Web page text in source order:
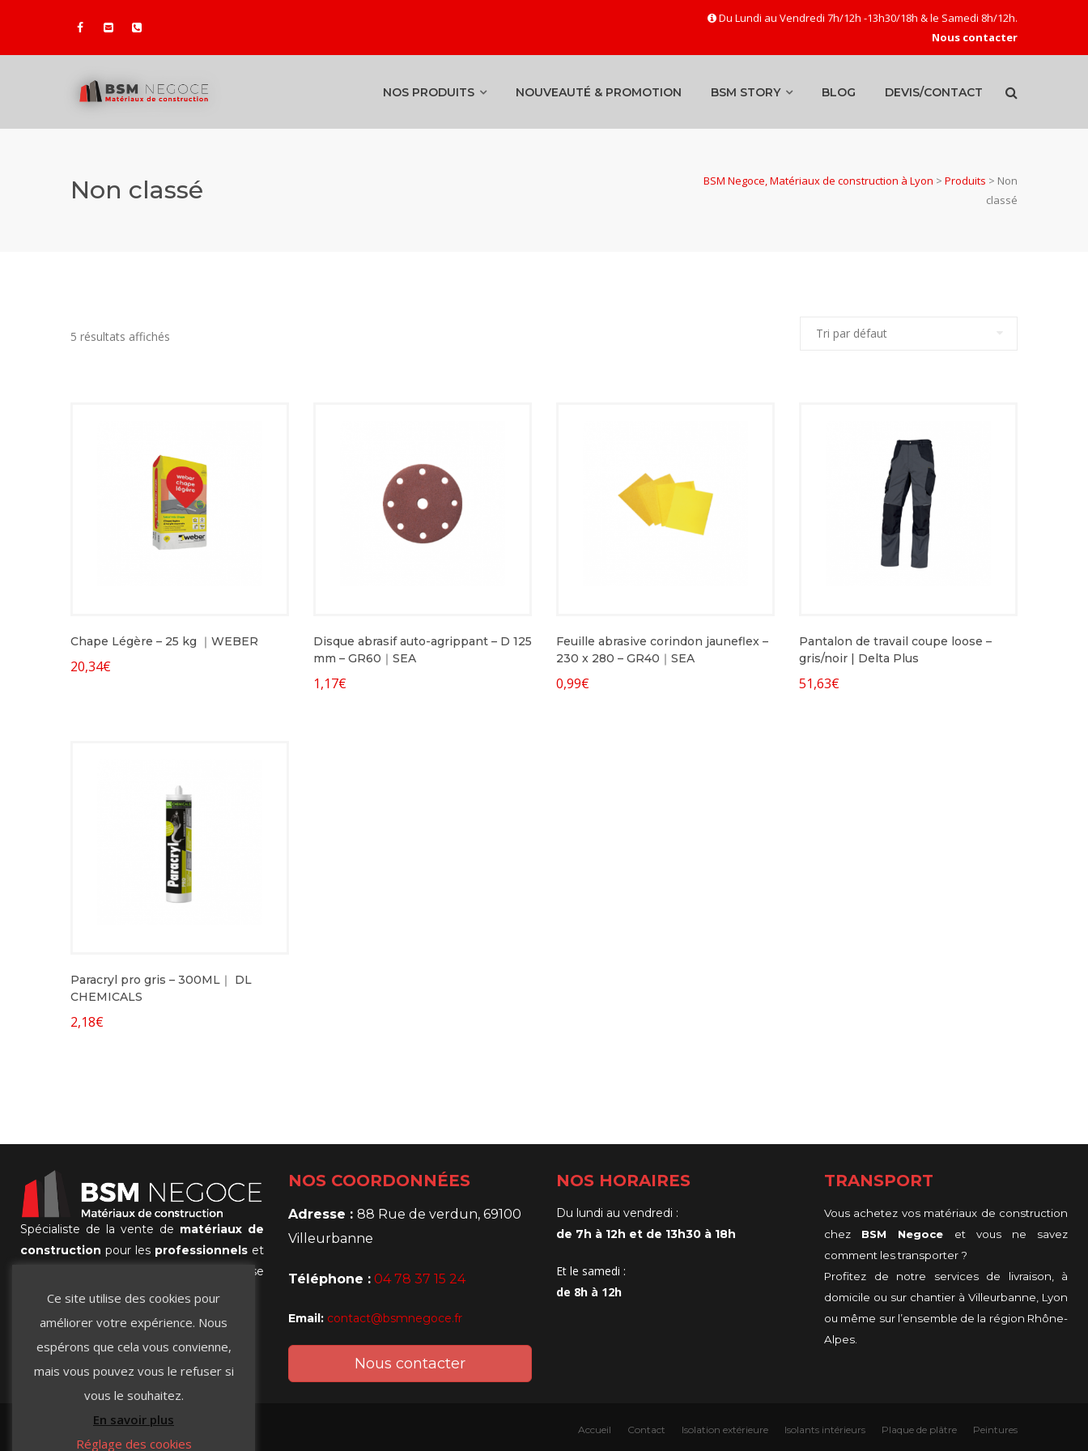
Du Lundi au Vendredi 7h/12h -13h30/18h & le Samedi 8h/12h.
Nous contacter
NOS PRODUITS NOUVEAUTÉ & PROMOTION BSM STORY BLOG DEVIS/CONTACT
Non classé BSM Negoce, Matériaux de construction à Lyon > Produits > Non
classé
5 résultats affichés
Chape Légère – 25 kg ｜WEBER
20,34€
Disque abrasif auto-agrippant – D 125
mm – GR60｜SEA
1,17€
Feuille abrasive corindon jauneflex –
230 x 280 – GR40｜SEA
0,99€
Pantalon de travail coupe loose –
gris/noir | Delta Plus
51,63€
Paracryl pro gris – 300ML｜ DL
CHEMICALS
2,18€
Spécialiste de la vente de matériaux de
construction pour les professionnels et
, et la référence Lyonnaise
l’isolation Extérieure et intérieure
BSM Negoce © 2019. Tous droits réservés.
Mentions légales
NOS COORDONNÉES
Adresse : 88 Rue de verdun, 69100
Villeurbanne
Téléphone : 04 78 37 15 24
Email: contact@bsmnegoce.fr
Nous contacter
NOS HORAIRES
Du lundi au vendredi :
de 7h à 12h et de 13h30 à 18h
Et le samedi :
de 8h à 12h
TRANSPORT
Vous achetez vos matériaux de construction
chez BSM Negoce et vous ne savez
comment les transporter ?
Profitez de notre services de livraison, à
domicile ou sur chantier à Villeurbanne, Lyon
ou même sur l’ensemble de la région Rhône-
Alpes.
Accueil Contact Isolation extérieure Isolants intérieurs Plaque de plâtre Peintures
Ce site utilise des cookies pour
améliorer votre expérience. Nous
espérons que cela vous convienne,
mais vous pouvez vous le refuser si
vous le souhaitez.
En savoir plus
Réglage des cookies